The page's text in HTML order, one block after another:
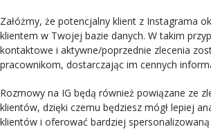
Załóżmy, że potencjalny klient z Instagrama
klientem w Twojej bazie danych. W takim
kontaktowe i aktywne/poprzednie zlecenia
pracownikom, dostarczając im cennych
Rozmowy na IG będą również powiązane ze
klientów, dzięki czemu będziesz mógł lepiej
klientów i oferować bardziej spersonalizowaną